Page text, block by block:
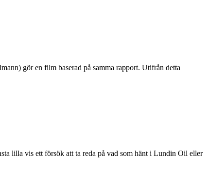
gör en film baserad på samma rapport. Utifrån detta
lilla vis ett försök att ta reda på vad som hänt i Lundin Oil eller